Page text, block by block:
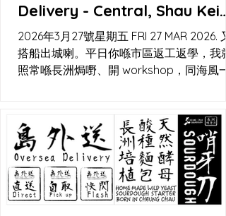
Delivery - Central, Shau Kei
Wan, Tseung Kwan O
2026年3月27號星期五 FRI 27 MAR 2026. 又
搭船出城喇。平日你喺市區返工返學，我就
照常喺長洲焗嘢、開 workshop，同海風一
現 meet up，再加埋幾個固定取貨點，一齊
幫你喺城入面留返少少島上節奏。